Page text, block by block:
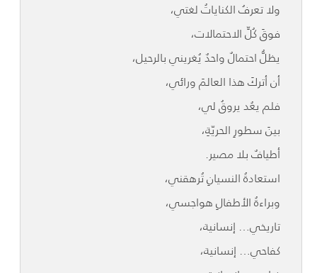
ولا تعرفُ الكناياتُ لغتي،
فوقَ كُلِّ الاحتمالات،
يظلُّ احتمالٌ واحدٌ يُغريني بالرحيل،
أن أتركَ هذا العالمَ ورائي،
فلم يعُد يروقُ لي،
بينَ سطورِ الحريّةِ،
أطيافٌ بلا مصير.
استعادةُ النسيانِ تُرهقني،
وبراءةُ الأطفالِ هواجسي،
تاريخي… إنسانية،
كفاحي… إنسانية،